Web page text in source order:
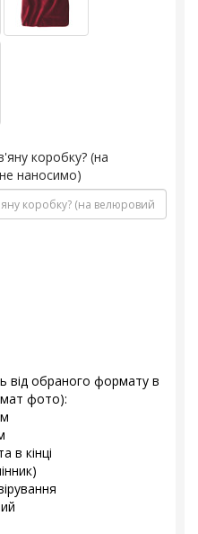
коробку? (на
наносимо)
від обраного формату в
фото):
в кінці